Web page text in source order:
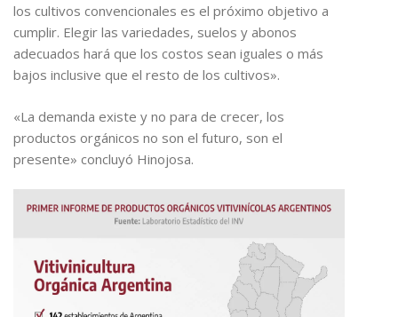
los cultivos convencionales es el próximo objetivo a
cumplir. Elegir las variedades, suelos y abonos
adecuados hará que los costos sean iguales o más
bajos inclusive que el resto de los cultivos».
«La demanda existe y no para de crecer, los
productos orgánicos no son el futuro, son el
presente» concluyó Hinojosa.